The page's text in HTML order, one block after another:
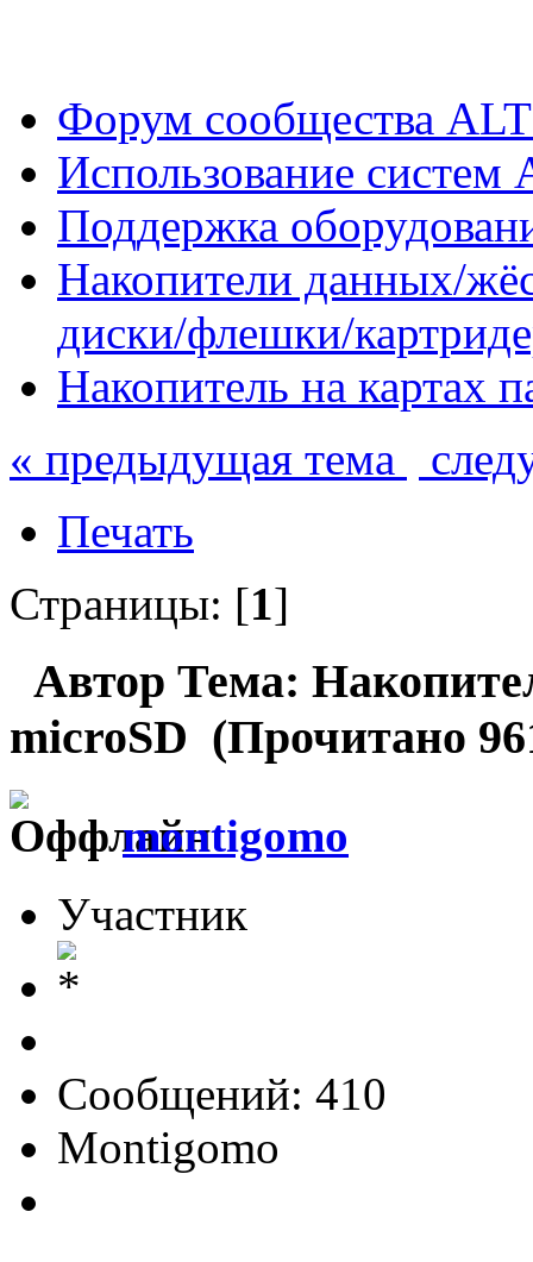
Форум сообщества
Использование систем
Поддержка
Накопители данных/
диски/флешки/
Накопитель на картах
« предыдущая тема
Печать
Страницы: [1]
Автор Тема:
microSD (Прочитано
montigomo
Участник
Сообщений: 410
Montigomo